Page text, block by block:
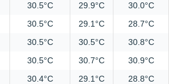
30.5°C 29.9°C
30.0°C
30.5°C 29.1°C
28.7°C
30.5°C 30.5°C
30.8°C
30.5°C 30.7°C
30.9°C
30.4°C 29.1°C
28.8°C